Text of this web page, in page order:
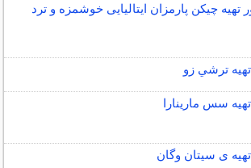
تهیه چیکن پارمزان ایتالیایی خوشمزه و ترد
ترشي زو
سس مارینارا
ی سیتان وگان